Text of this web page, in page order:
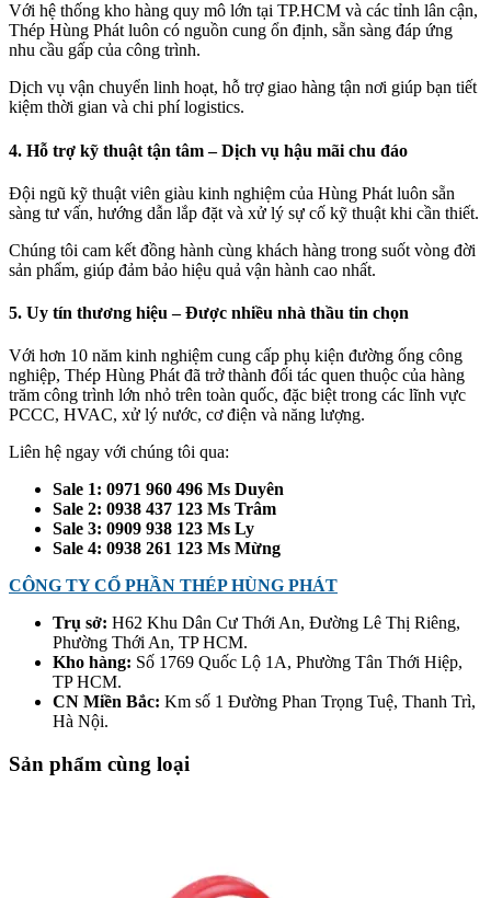
Với hệ thống kho hàng quy mô lớn tại TP.HCM và các tỉnh lân cận,
Thép Hùng Phát luôn có nguồn cung ổn định, sẵn sàng đáp ứng
nhu cầu gấp của công trình.
Dịch vụ vận chuyển linh hoạt, hỗ trợ giao hàng tận nơi giúp bạn tiết
kiệm thời gian và chi phí logistics.
4. Hỗ trợ kỹ thuật tận tâm – Dịch vụ hậu mãi chu đáo
Đội ngũ kỹ thuật viên giàu kinh nghiệm của Hùng Phát luôn sẵn
sàng tư vấn, hướng dẫn lắp đặt và xử lý sự cố kỹ thuật khi cần thiết.
Chúng tôi cam kết đồng hành cùng khách hàng trong suốt vòng đời
sản phẩm, giúp đảm bảo hiệu quả vận hành cao nhất.
5. Uy tín thương hiệu – Được nhiều nhà thầu tin chọn
Với hơn 10 năm kinh nghiệm cung cấp phụ kiện đường ống công
nghiệp, Thép Hùng Phát đã trở thành đối tác quen thuộc của hàng
trăm công trình lớn nhỏ trên toàn quốc, đặc biệt trong các lĩnh vực
PCCC, HVAC, xử lý nước, cơ điện và năng lượng.
Liên hệ ngay với chúng tôi qua:
Sale 1: 0971 960 496 Ms Duyên
Sale 2: 0938 437 123 Ms Trâm
Sale 3: 0909 938 123 Ms Ly
Sale 4: 0938 261 123 Ms Mừng
CÔNG TY CỔ PHẦN THÉP HÙNG PHÁT
Trụ sở: H62 Khu Dân Cư Thới An, Đường Lê Thị Riêng,
Phường Thới An, TP HCM.
Kho hàng: Số 1769 Quốc Lộ 1A, Phường Tân Thới Hiệp,
TP HCM.
CN Miền Bắc: Km số 1 Đường Phan Trọng Tuệ, Thanh Trì,
Hà Nội.
Sản phẩm cùng loại